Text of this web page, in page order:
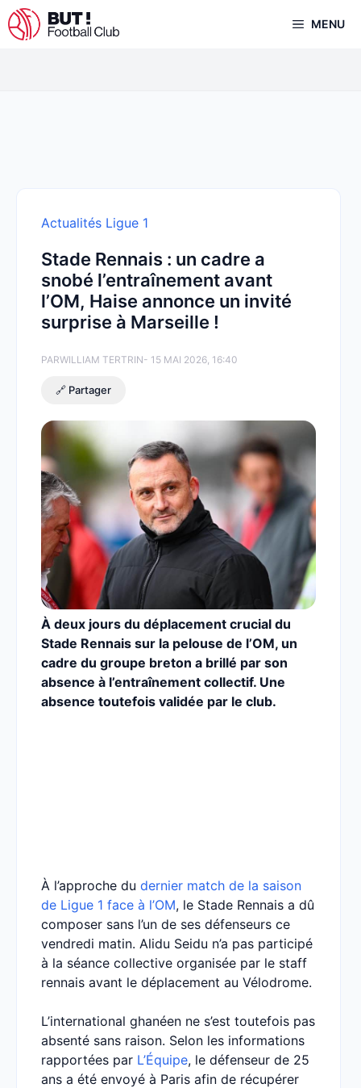
Aller
au
MENU
Actualités Ligue 1
Stade Rennais : un cadre a
snobé l’entraînement avant
l’OM, Haise annonce un invité
surprise à Marseille !
PARWILLIAM TERTRIN- 15 MAI 2026, 16:40
🔗 Partager
À deux jours du déplacement crucial du
Stade Rennais sur la pelouse de l’OM, un
cadre du groupe breton a brillé par son
absence à l’entraînement collectif. Une
absence toutefois validée par le club.
À l’approche du dernier match de la saison
de Ligue 1 face à l’OM, le Stade Rennais a dû
composer sans l’un de ses défenseurs ce
vendredi matin. Alidu Seidu n’a pas participé
à la séance collective organisée par le staff
rennais avant le déplacement au Vélodrome.
L’international ghanéen ne s’est toutefois pas
absenté sans raison. Selon les informations
rapportées par L’Équipe, le défenseur de 25
ans a été envoyé à Paris afin de récupérer